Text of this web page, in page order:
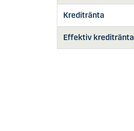
Kreditränta
Effektiv kreditränta